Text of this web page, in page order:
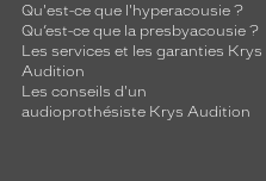
Qu'est-ce que l'hyperacousie ?
Qu’est-ce que la presbyacousie ?
Les services et les garanties Krys
Audition
Les conseils d'un
audioprothésiste Krys Audition